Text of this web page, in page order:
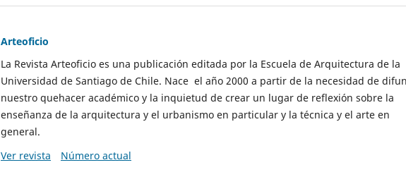
Arteoficio
La Revista Arteoficio es una publicación editada por la Escuela de Arquitectura de la
Universidad de Santiago de Chile. Nace el año 2000 a partir de la necesidad de
nuestro quehacer académico y la inquietud de crear un lugar de reflexión sobre la
enseñanza de la arquitectura y el urbanismo en particular y la técnica y el arte en
general.
Ver revista
Número actual